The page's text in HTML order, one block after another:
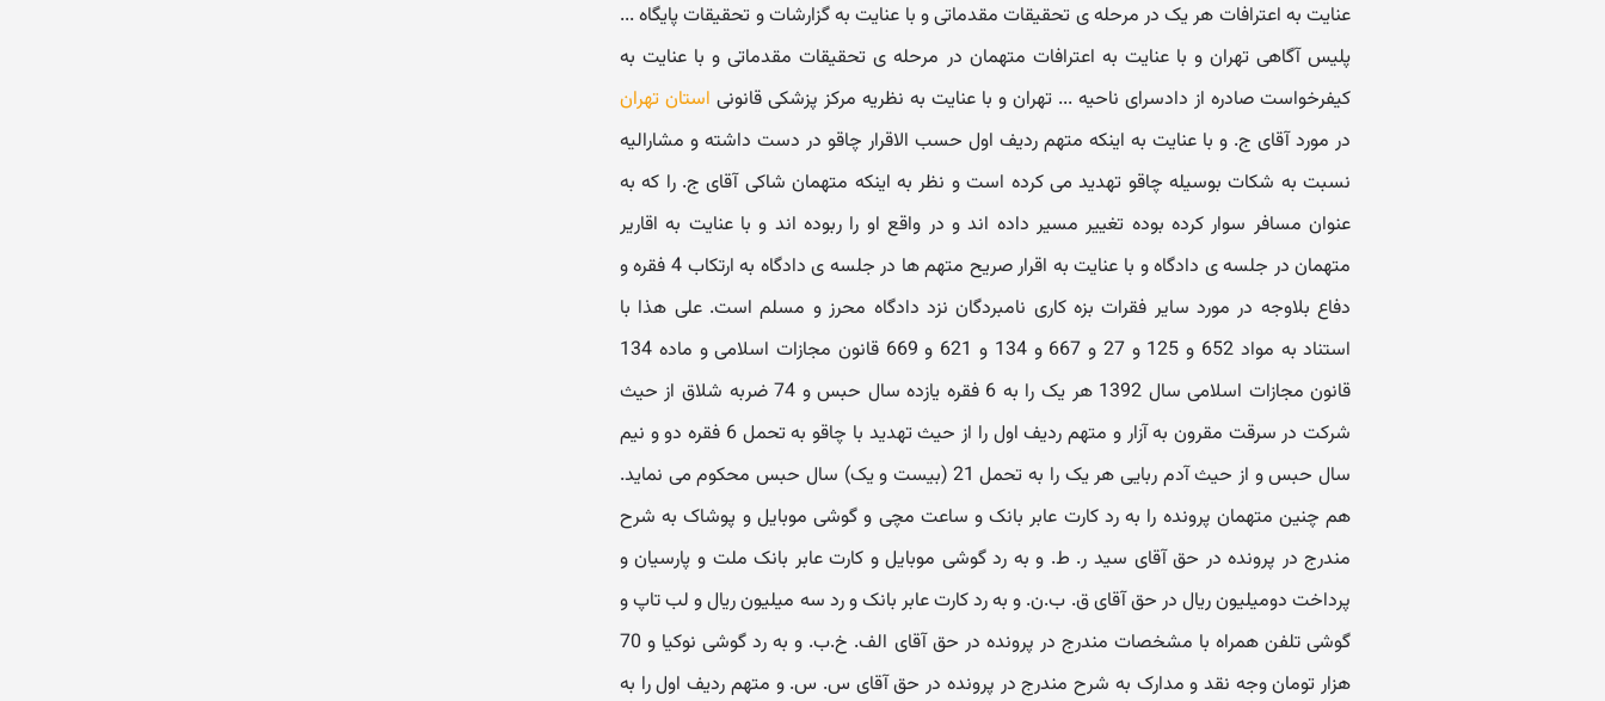
عنایت به اعترافات هر یک در مرحله ی تحقیقات مقدماتی و با عنایت به گزارشات و تحقیقات پایگاه ...
پلیس آگاهی تهران و با عنایت به اعترافات متهمان در مرحله ی تحقیقات مقدماتی و با عنایت به
کیفرخواست صادره از دادسرای ناحیه ... تهران و با عنایت به نظریه مرکز پزشکی قانونی استان تهران
در مورد آقای ج. و با عنایت به اینکه متهم ردیف اول حسب الاقرار چاقو در دست داشته و مشارالیه
نسبت به شکات بوسیله چاقو تهدید می کرده است و نظر به اینکه متهمان شاکی آقای ج. را که به
عنوان مسافر سوار کرده بوده تغییر مسیر داده اند و در واقع او را ربوده اند و با عنایت به اقاریر
متهمان در جلسه ی دادگاه و با عنایت به اقرار صریح متهم ها در جلسه ی دادگاه به ارتکاب 4 فقره و
دفاع بلاوجه در مورد سایر فقرات بزه کاری نامبردگان نزد دادگاه محرز و مسلم است. علی هذا با
استناد به مواد 652 و 125 و 27 و 667 و 134 و 621 و 669 قانون مجازات اسلامی و ماده 134
قانون مجازات اسلامی سال 1392 هر یک را به 6 فقره یازده سال حبس و 74 ضربه شلاق از حیث
شرکت در سرقت مقرون به آزار و متهم ردیف اول را از حیث تهدید با چاقو به تحمل 6 فقره دو و نیم
سال حبس و از حیث آدم ربایی هر یک را به تحمل 21 (بیست و یک) سال حبس محکوم می نماید.
هم چنین متهمان پرونده را به رد کارت عابر بانک و ساعت مچی و گوشی موبایل و پوشاک به شرح
مندرج در پرونده در حق آقای سید ر. ط. و به رد گوشی موبایل و کارت عابر بانک ملت و پارسیان و
پرداخت دومیلیون ریال در حق آقای ق. ب.ن. و به رد کارت عابر بانک و رد سه میلیون ریال و لب تاپ و
گوشی تلفن همراه با مشخصات مندرج در پرونده در حق آقای الف. خ.ب. و به رد گوشی نوکیا و 70
هزار تومان وجه نقد و مدارک به شرح مندرج در پرونده در حق آقای س. س. و متهم ردیف اول را به